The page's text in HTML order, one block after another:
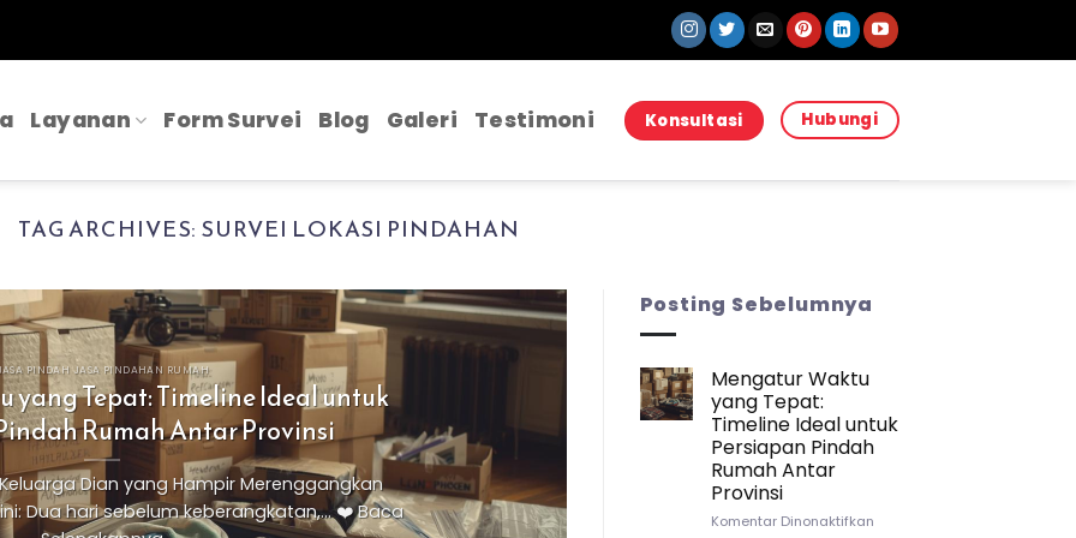
Layanan Form Survei Blog Galeri Testimoni Konsultasi Hubungi
TAG ARCHIVES: SURVEI LOKASI PINDAHAN
PINDAH JASA PINDAHAN RUMAH
yang Tepat: Timeline Ideal untuk
Rumah Antar Provinsi
Dian yang Hampir Merenggangkan
Dua hari sebelum keberangkatan,... ❤️ Baca
Strategi Packing
Pindah Rumah
Sebuah Kisah Pembuka yang Mungkin
Posting Sebelumnya
Mengatur Waktu
yang Tepat:
Timeline Ideal untuk
Persiapan Pindah
Rumah Antar
Provinsi
Komentar Dinonaktifkanpada